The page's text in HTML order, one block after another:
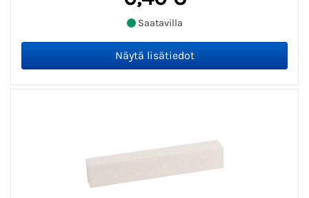
Saatavilla